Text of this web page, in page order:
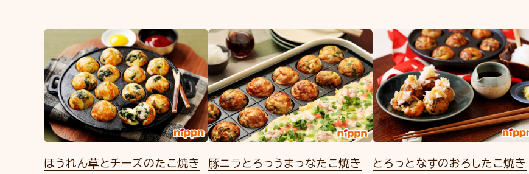
ほうれん草とチーズのたこ焼き 豚ニラとろっうまっなたこ焼き とろっとなすのおろしたこ焼き